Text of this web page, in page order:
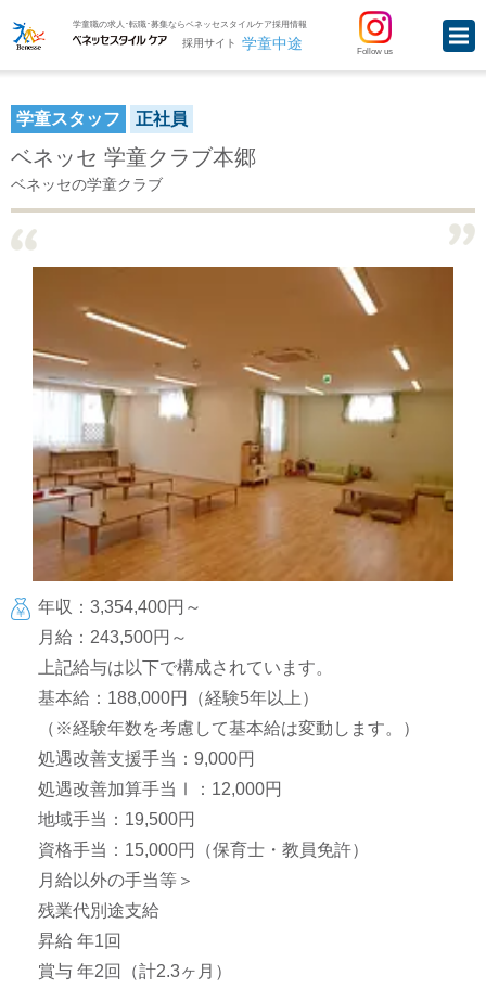
学童職の求人･転職･募集ならベネッセスタイルケア採用情報
採用サイト 学童中途 Follow us
学童スタッフ 正社員
ベネッセ 学童クラブ本郷
ベネッセの学童クラブ
年収：3,354,400円～
月給：243,500円～
上記給与は以下で構成されています。
基本給：188,000円（経験5年以上）
（※経験年数を考慮して基本給は変動します。）
処遇改善支援手当：9,000円
処遇改善加算手当Ⅰ：12,000円
地域手当：19,500円
資格手当：15,000円（保育士・教員免許）
月給以外の手当等＞
残業代別途支給
昇給 年1回
賞与 年2回（計2.3ヶ月）